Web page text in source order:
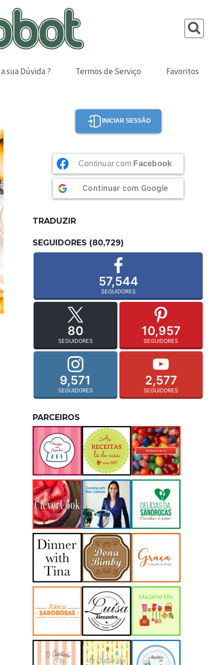
sua Dúvida ? Termos de Serviço Favoritos
INICIAR SESSÃO
Continuar com Facebook
Continuar com Google
TRADUZIR
SEGUIDORES (80,729)
57,544
SEGUIDORES
80
SEGUIDORES
10,957
SEGUIDORES
9,571
SEGUIDORES
2,577
SEGUIDORES
PARCEIROS